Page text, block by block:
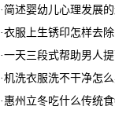
·简述婴幼儿心理发展
·衣服上生锈印怎样去除
·一天三段式帮助男人
·机洗衣服洗不干净怎
· 惠州立冬吃什么传统